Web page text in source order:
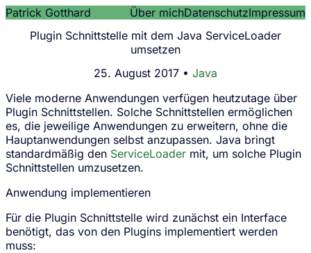
Patrick Gotthard Über michDatenschutzImpressum
Plugin Schnittstelle mit dem Java ServiceLoader
umsetzen
25. August 2017 • Java
Viele moderne Anwendungen verfügen heutzutage über
Plugin Schnittstellen. Solche Schnittstellen ermöglichen
es, die jeweilige Anwendungen zu erweitern, ohne die
Hauptanwendungen selbst anzupassen. Java bringt
standardmäßig den ServiceLoader mit, um solche Plugin
Schnittstellen umzusetzen.
Anwendung implementieren
Für die Plugin Schnittstelle wird zunächst ein Interface
benötigt, das von den Plugins implementiert werden
muss: